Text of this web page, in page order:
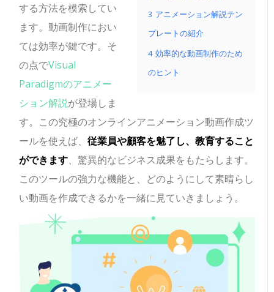
3 アニメーション解説テン
プレートの紹介
4 効率的な動画制作のため
のヒント
する方法を模索してい
ます。動画制作におい
ては効率が鍵です。そ
の点でVisual
Paradigmのアニメー
ション解説が登場しま
す。この究極のオンラインアニメーション動画作成ツ
ールを使えば、従業員や顧客を魅了し、教育すること
ができます、驚異的なビジネス成果をもたらします。
このツールの強力な機能と、どのようにして素晴らし
い動画を作成できるかを一緒に見ていきましょう。